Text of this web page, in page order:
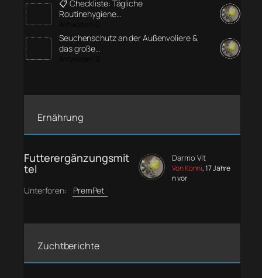
📋 Checkliste: Tägliche
Routinehygiene…
Seuchenschutz an der Außenvoliere &
das große…
Ernährung
Futterergänzungsmit
tel
Unterforen: PremPet
Darmo Vit
Von Konni, 17 Jahre
n vor
Zuchtberichte